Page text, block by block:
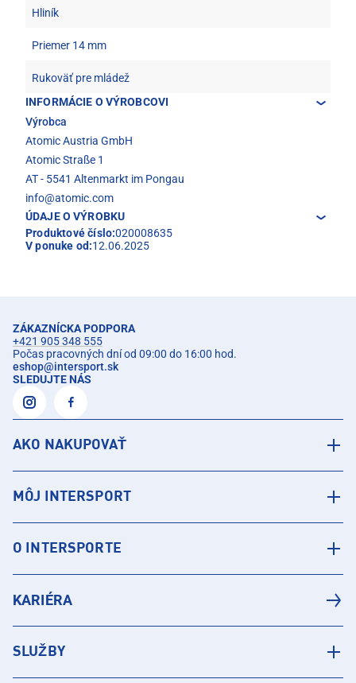
Hliník
Priemer 14 mm
Rukoväť pre mládež
INFORMÁCIE O VÝROBCOVI
Výrobca
Atomic Austria GmbH
Atomic Straße 1
AT - 5541 Altenmarkt im Pongau
info@atomic.com
ÚDAJE O VÝROBKU
Produktové číslo:020008635
V ponuke od:12.06.2025
ZÁKAZNÍCKA PODPORA
+421 905 348 555
Počas pracovných dní od 09:00 do 16:00 hod.
eshop@intersport.sk
SLEDUJTE NÁS
AKO NAKUPOVAŤ
MÔJ INTERSPORT
O INTERSPORTE
KARIÉRA
SLUŽBY